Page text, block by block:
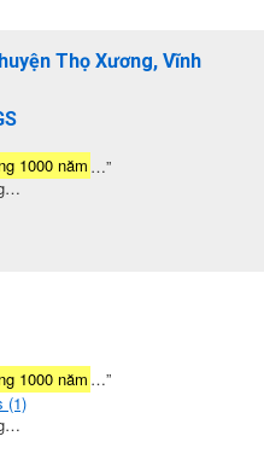
Thọ Xương, Vĩnh
1000 năm …”
1000 năm …”
(1)